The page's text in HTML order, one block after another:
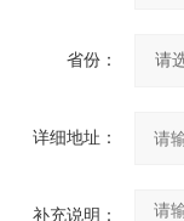
省份：
详细地址：
补充说明：